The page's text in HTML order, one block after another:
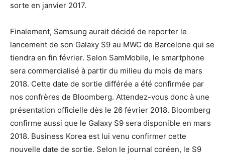
sorte en janvier 2017.
Finalement, Samsung aurait décidé de reporter le
lancement de son Galaxy S9 au MWC de Barcelone qui se
tiendra en fin février. Selon SamMobile, le smartphone
sera commercialisé à partir du milieu du mois de mars
2018. Cette date de sortie différée a été confirmée par
nos confrères de Bloomberg. Attendez-vous donc à une
présentation officielle dès le 26 février 2018. Bloomberg
confirme aussi que le Galaxy S9 sera disponible en mars
2018. Business Korea est lui venu confirmer cette
nouvelle date de sortie. Selon le journal coréen, le S9